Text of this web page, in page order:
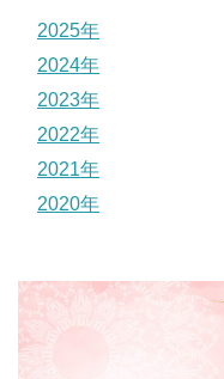
2025年
2024年
2023年
2022年
2021年
2020年